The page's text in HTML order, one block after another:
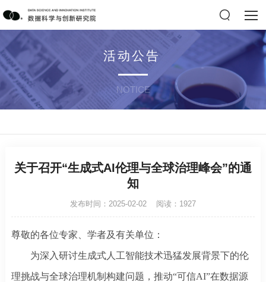
活动公告
NOTICE
关于召开“生成式AI伦理与全球治理峰会”的通
知
发布时间：2025-02-02 阅读：1927
尊敬的各位专家、学者及有关单位：
为深入研讨生成式人工智能技术迅猛发展背景下的伦
理挑战与全球治理机制构建问题，推动“可信AI”在数据源